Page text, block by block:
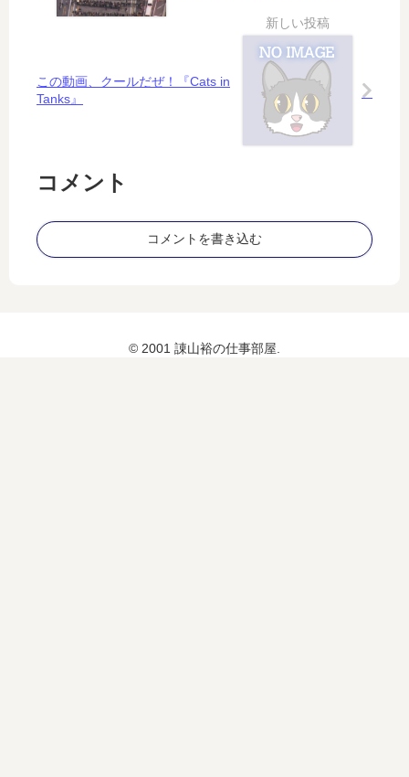
この動画、クールだぜ！『Cats in
Tanks』
コメント
コメントを書き込む
© 2001 諌山裕の仕事部屋.